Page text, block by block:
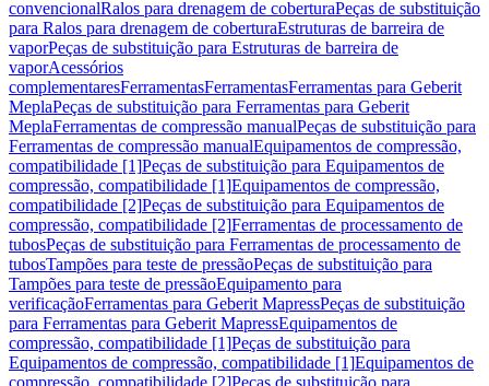
convencionalRalos para drenagem de coberturaPeças de substituição
para Ralos para drenagem de coberturaEstruturas de barreira de
vaporPeças de substituição para Estruturas de barreira de
vaporAcessórios
complementaresFerramentasFerramentasFerramentas para Geberit
MeplaPeças de substituição para Ferramentas para Geberit
MeplaFerramentas de compressão manualPeças de substituição para
Ferramentas de compressão manualEquipamentos de compressão,
compatibilidade [1]Peças de substituição para Equipamentos de
compressão, compatibilidade [1]Equipamentos de compressão,
compatibilidade [2]Peças de substituição para Equipamentos de
compressão, compatibilidade [2]Ferramentas de processamento de
tubosPeças de substituição para Ferramentas de processamento de
tubosTampões para teste de pressãoPeças de substituição para
Tampões para teste de pressãoEquipamento para
verificaçãoFerramentas para Geberit MapressPeças de substituição
para Ferramentas para Geberit MapressEquipamentos de
compressão, compatibilidade [1]Peças de substituição para
Equipamentos de compressão, compatibilidade [1]Equipamentos de
compressão, compatibilidade [2]Peças de substituição para